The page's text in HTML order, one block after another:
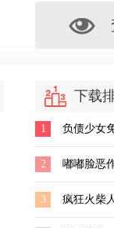
下载
1 负债少女
2 嘟嘟脸恶
3 疯狂火柴